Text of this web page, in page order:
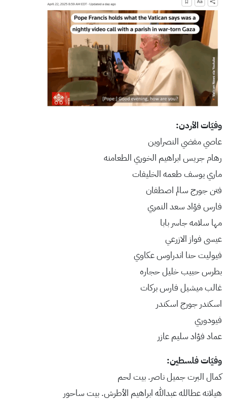
وفيّات الأردن:
عاصي مفضي النصراوين
رهام جريس ابراهيم الخوري الطعامنه
ماري يوسف طعمه الخليفات
فتن جورج سالم اصطفان
فارس فؤاد سعد النمري
مها سلامه جاسر بابا
عيسى فواز الازرعي
فيوليت حنا اندراوس عكاوي
بطرس حبيب خليل حجاره
غالب ميشيل فارس بركات
اسكندر جورج اسكندر
فيودوري
عماد فؤاد سليم عازر
وفيّات فلسطين:
كمال البرت جميل ناصر. بيت لحم
هيلانه عطالله عبدالله ابراهيم الأطرش. بيت ساحور